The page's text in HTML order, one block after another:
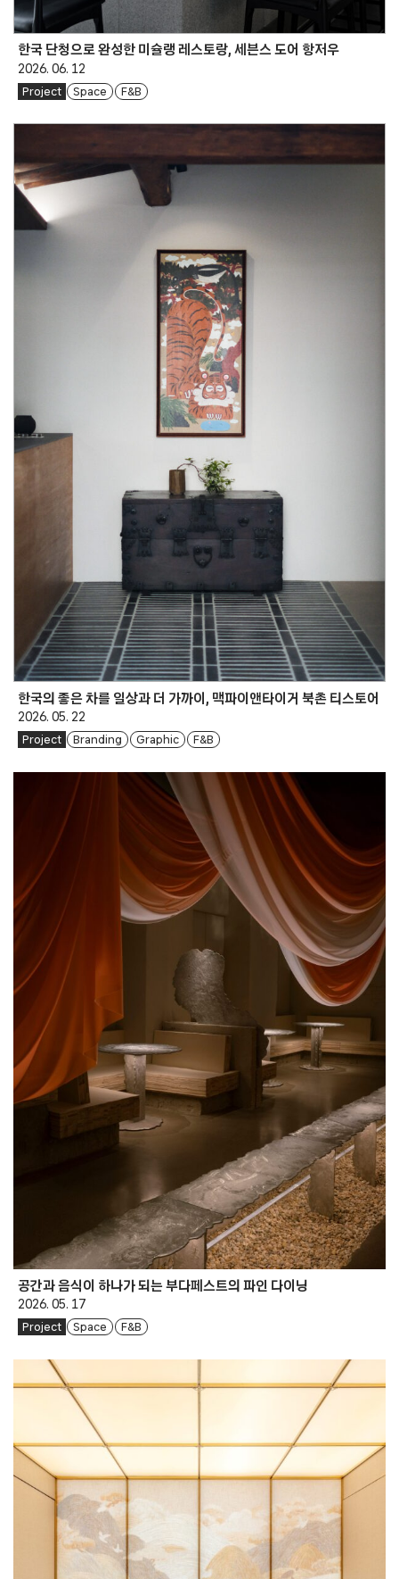
한국 단청으로 완성한 미슐랭 레스토랑, 세븐스 도어 항저우
2026. 06. 12
Project Space F&B
한국의 좋은 차를 일상과 더 가까이, 맥파이앤타이거 북촌 티스토어
2026. 05. 22
Project Branding Graphic F&B
공간과 음식이 하나가 되는 부다페스트의 파인 다이닝
2026. 05. 17
Project Space F&B